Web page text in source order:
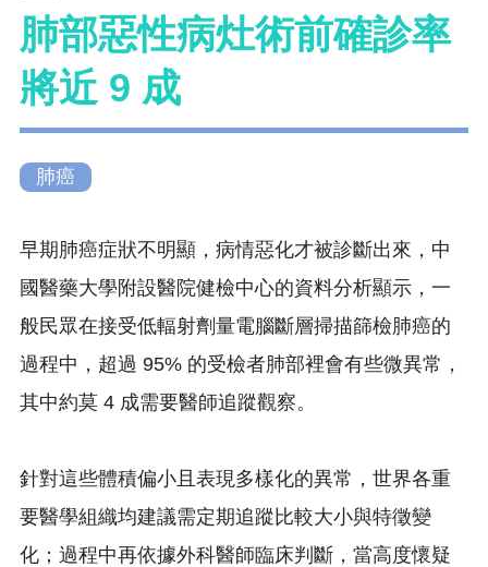
肺部惡性病灶術前確診率
將近 9 成
肺癌
早期肺癌症狀不明顯，病情惡化才被診斷出來，中
國醫藥大學附設醫院健檢中心的資料分析顯示，一
般民眾在接受低輻射劑量電腦斷層掃描篩檢肺癌的
過程中，超過 95% 的受檢者肺部裡會有些微異常，
其中約莫 4 成需要醫師追蹤觀察。
針對這些體積偏小且表現多樣化的異常，世界各重
要醫學組織均建議需定期追蹤比較大小與特徵變
化；過程中再依據外科醫師臨床判斷，當高度懷疑